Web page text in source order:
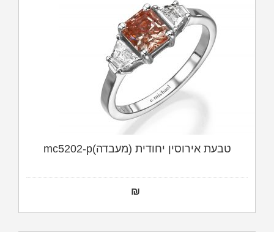
טבעת אירוסין יחודית (מעבדה)mc5202-p
₪